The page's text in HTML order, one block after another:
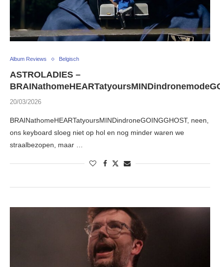
Album Reviews Belgisch
ASTROLADIES –
20/03/2026
BRAINathomeHEARTatyoursMINDindroneGOINGGHOST, neen,
ons keyboard sloeg niet op hol en nog minder waren we
straalbezopen, maar …